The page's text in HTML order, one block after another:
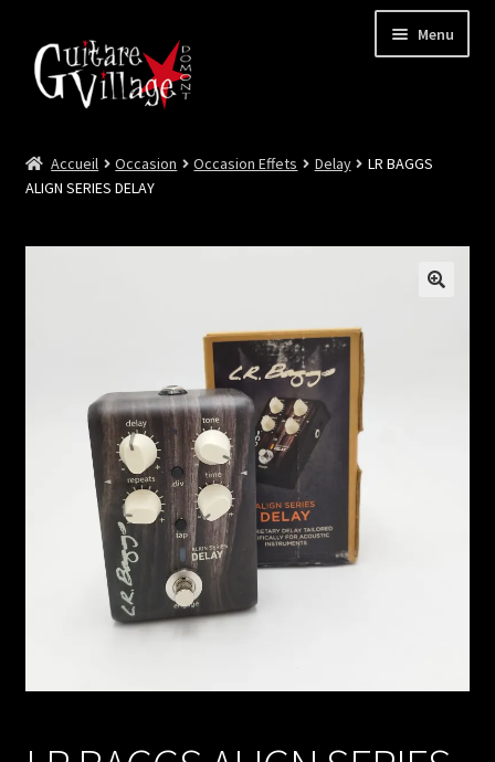
Menu
Neuf
le
enfant
Contact
Accueil Occasion Occasion Effets Delay
LR BAGGS
ALIGN SERIES DELAY